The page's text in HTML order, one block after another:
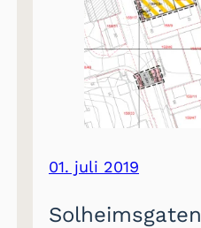
01. juli 2019
Solheimsgaten